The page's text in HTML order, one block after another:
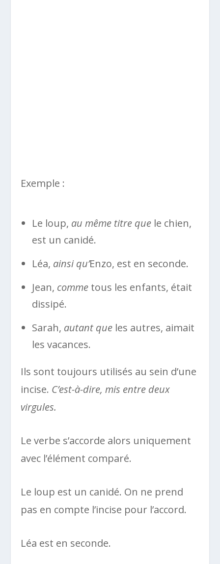
Exemple :
Le loup, au même titre que le chien,
est un canidé.
Léa, ainsi qu’Enzo, est en seconde.
Jean, comme tous les enfants, était
dissipé.
Sarah, autant que les autres, aimait
les vacances.
Ils sont toujours utilisés au sein d’une
incise. C’est-à-dire, mis entre deux
virgules.
Le verbe s’accorde alors uniquement
avec l’élément comparé.
Le loup est un canidé. On ne prend
pas en compte l’incise pour l’accord.
Léa est en seconde.